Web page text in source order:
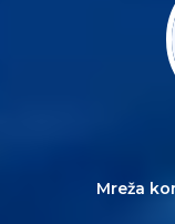
Mreža